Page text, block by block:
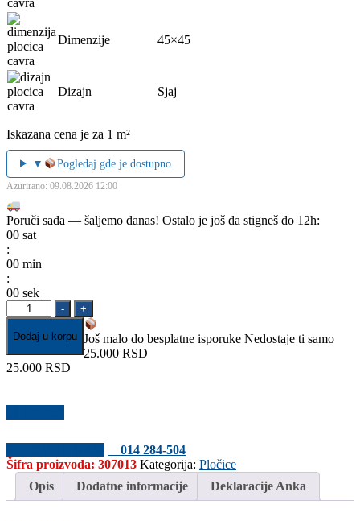
Dimenzije 45×45
Dizajn Sjaj
Iskazana cena je za 1 m²
▼ Pogledaj gde je dostupno
Azurirano: 09.08.2026 12:00
Poruči sada — šaljemo danas! Ostalo je još da stigneš do 12h:
00 sat
:
00 min
:
00 sek
EVA
White
45x45
količina
- +
Dodaj u korpu Još malo do besplatne isporuke Nedostaje ti samo
25.000 RSD
25.000 RSD
014 284-504
Šifra proizvoda: 307013 Kategorija: Pločice
Opis
Dodatne informacije Deklaracije Anka